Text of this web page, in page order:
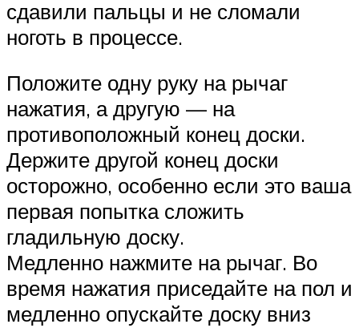
сдавили пальцы и не сломали
ноготь в процессе.
Положите одну руку на рычаг
нажатия, а другую — на
противоположный конец доски.
Держите другой конец доски
осторожно, особенно если это ваша
первая попытка сложить
гладильную доску.
Медленно нажмите на рычаг. Во
время нажатия приседайте на пол и
медленно опускайте доску вниз